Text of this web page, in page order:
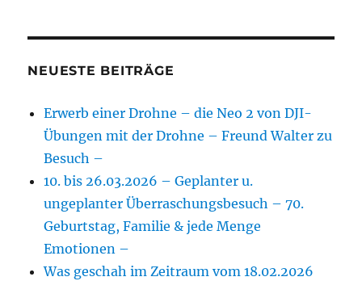
NEUESTE BEITRÄGE
Erwerb einer Drohne – die Neo 2 von DJI-
Übungen mit der Drohne – Freund Walter zu
Besuch –
10. bis 26.03.2026 – Geplanter u.
ungeplanter Überraschungsbesuch – 70.
Geburtstag, Familie & jede Menge
Emotionen –
Was geschah im Zeitraum vom 18.02.2026